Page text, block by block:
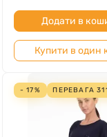
Додати в
Купити в один
- 17% ПЕРЕВАГА